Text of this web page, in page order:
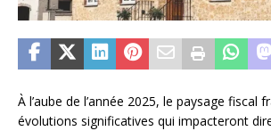
À l’aube de l’année 2025, le paysage fiscal
évolutions significatives qui impacteront